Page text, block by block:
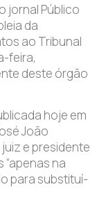
jornal Público
da
ao Tribunal
feira,
deste órgão
hoje em
João
e presidente
na
para substituí-